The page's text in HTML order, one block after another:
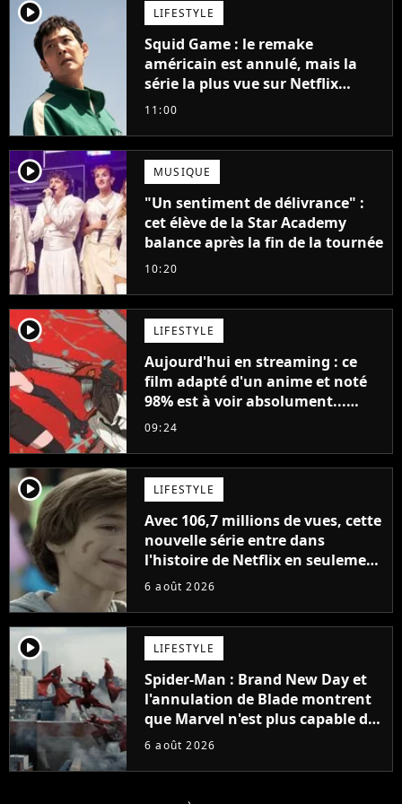
player2 LIFESTYLE
Squid Game : le remake
américain est annulé, mais la
série la plus vue sur Netflix
pourrait avoir une version
11:00
player2 MUSIQUE
"Un sentiment de délivrance" :
cet élève de la Star Academy
balance après la fin de la tournée
10:20
player2 LIFESTYLE
Aujourd'hui en streaming : ce
film adapté d'un anime et noté
98% est à voir absolument...
sinon vous ne comprendrez plus
09:24
player2 LIFESTYLE
Avec 106,7 millions de vues, cette
nouvelle série entre dans
l'histoire de Netflix en seulement
48 jours
6 août 2026
player2 LIFESTYLE
Spider-Man : Brand New Day et
l'annulation de Blade montrent
que Marvel n'est plus capable de
faire quoi que ce soit de simple
6 août 2026